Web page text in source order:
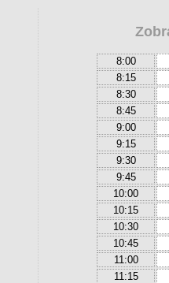
8:00
8:15
8:30
8:45
9:00
9:15
9:30
9:45
10:00
10:15
10:30
10:45
11:00
11:15